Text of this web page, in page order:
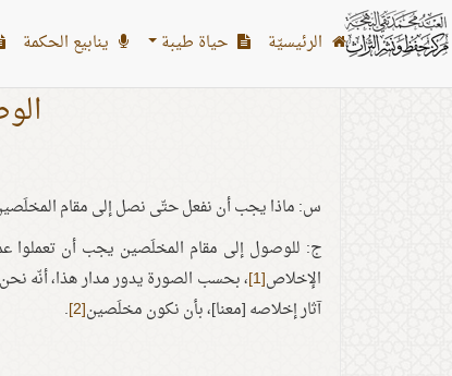
الرئیسیّة حياة طيبة ينابيع الحكمة
س: ماذا يجب أن نفعل حتّى نصل إلى مقام
ج: للوصول إلى مقام المخلَصين يجب أن تعملوا
الإخلاص[1] ، بحسب الصورة يدور مدار هذا، أنّه نحن
آثار إخلاصه [معنا]، بأن نكون مخلَصين[2]
.